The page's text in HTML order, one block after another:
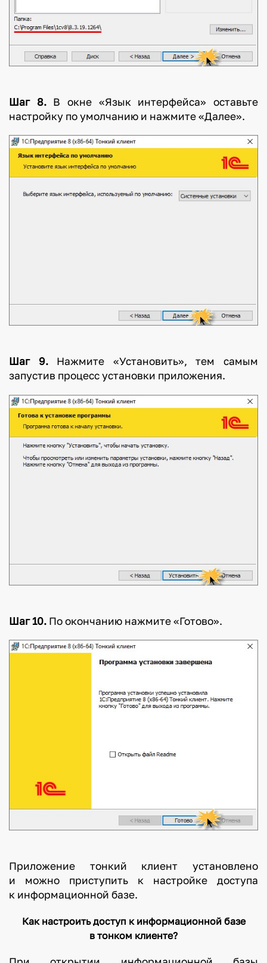
Шаг 8.В окне «Язык интерфейса» оставьте
настройку по умолчанию и нажмите «Далее».
Шаг 9.Нажмите «Установить», тем самым
запустив процесс установки приложения.
Шаг 10.По окончанию нажмите «Готово».
Приложение тонкий клиент установлено
и можно приступить к настройке доступа
к информационной базе.
Как настроить доступ к информационной базе
в тонком клиенте?